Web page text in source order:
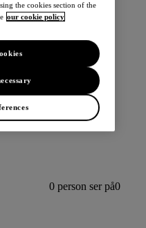
0 person ser på0
the cookies section of the
our cookie policy